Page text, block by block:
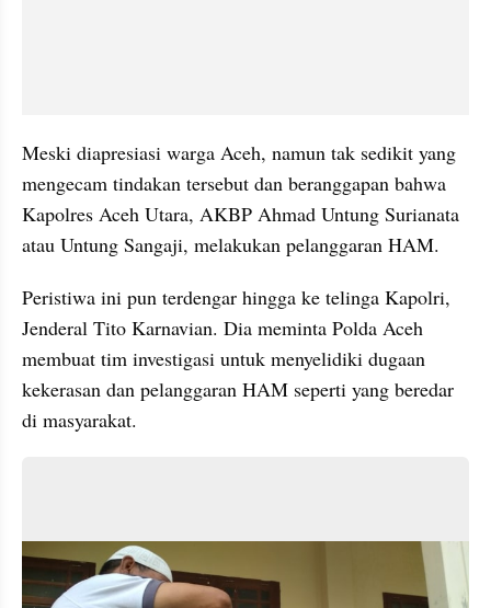
Meski diapresiasi warga Aceh, namun tak sedikit yang
mengecam tindakan tersebut dan beranggapan bahwa
Kapolres Aceh Utara, AKBP Ahmad Untung Surianata
atau Untung Sangaji, melakukan pelanggaran HAM.
Peristiwa ini pun terdengar hingga ke telinga Kapolri,
Jenderal Tito Karnavian. Dia meminta Polda Aceh
membuat tim investigasi untuk menyelidiki dugaan
kekerasan dan pelanggaran HAM seperti yang beredar
di masyarakat.